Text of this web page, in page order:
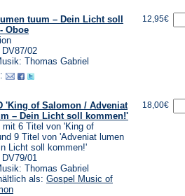
tuum – Dein Licht soll
Oboe
02
Thomas Gabriel
12,95€
'King of Salomon / Adveniat
– Dein Licht soll kommen!'
mit 6 Titel von 'King of
9 Titel von 'Adveniat lumen
Licht soll kommen!'
01
Thomas Gabriel
als: Gospel Music of
18,00€